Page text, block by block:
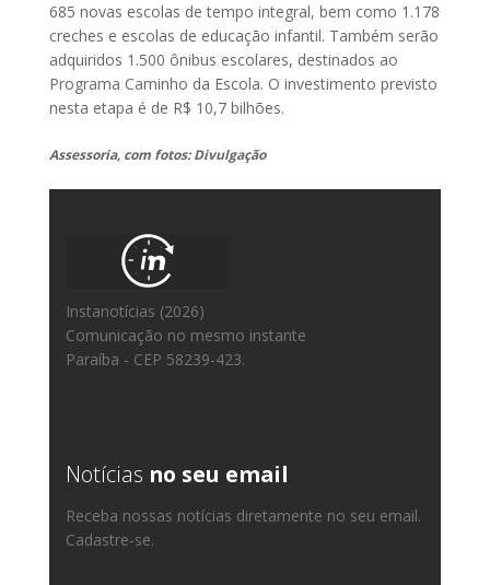
685 novas escolas de tempo integral, bem como 1.178
creches e escolas de educação infantil. Também serão
adquiridos 1.500 ônibus escolares, destinados ao
Programa Caminho da Escola. O investimento previsto
nesta etapa é de R$ 10,7 bilhões.
Assessoria, com fotos: Divulgação
Instanotícias (2026)
Comunicação no mesmo instante
Paraíba - CEP 58239-423.
Notícias no seu email
Receba nossas notícias diretamente no seu email.
Cadastre-se.